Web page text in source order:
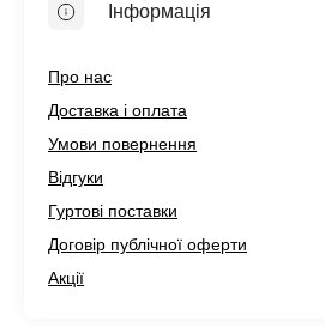
Інформація
Про нас
Доставка і оплата
Умови повернення
Відгуки
Гуртові поставки
Договір публічної оферти
Акції